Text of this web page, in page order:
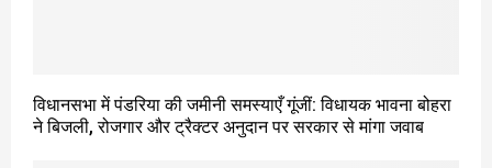
विधानसभा में पंडरिया की जमीनी समस्याएँ गूंजीं: विधायक भावना बोहरा
ने बिजली, रोजगार और ट्रैक्टर अनुदान पर सरकार से मांगा जवाब